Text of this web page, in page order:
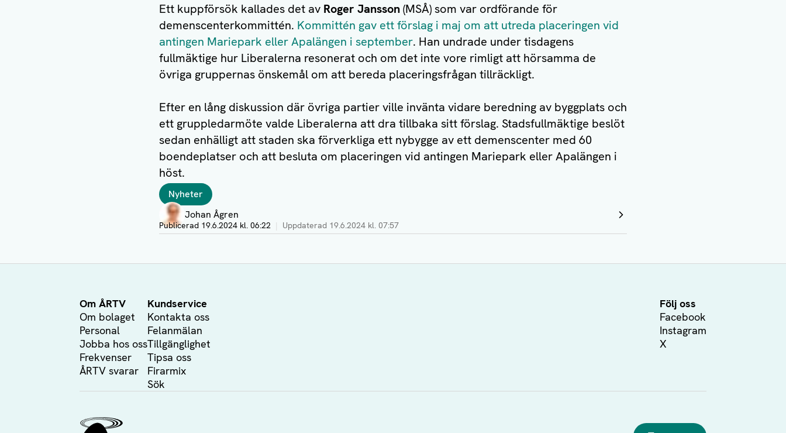
Ett kuppförsök kallades det av Roger Jansson(MSÅ) som var ordförande för
demenscenterkommittén. Kommittén gav ett förslag i maj om att utreda placeringen vid
antingen Mariepark eller Apalängen i september. Han undrade under tisdagens
fullmäktige hur Liberalerna resonerat och om det inte vore rimligt att hörsamma de
övriga gruppernas önskemål om att bereda placeringsfrågan tillräckligt.
Efter en lång diskussion där övriga partier ville invänta vidare beredning av byggplats och
ett gruppledarmöte valde Liberalerna att dra tillbaka sitt förslag. Stadsfullmäktige beslöt
sedan enhälligt att staden ska förverkliga ett nybygge av ett demenscenter med 60
boendeplatser och att besluta om placeringen vid antingen Mariepark eller Apalängen i
höst.
TaggarNyheter
Författare
Johan Ågren
Visa profil
Publicerad 19.6.2024 kl. 06:22 Uppdaterad 19.6.2024 kl. 07:57
Om ÅRTV
Om bolaget
Personal
Jobba hos oss
Frekvenser
ÅRTV svarar
Kundservice
Kontakta oss
Felanmälan
Tillgänglighet
Tipsa oss
Firarmix
Sök
Följ oss
Facebook
Instagram
X
Ålands Radio & TV